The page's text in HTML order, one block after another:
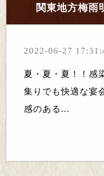
関東地方梅雨
2022-06-27
夏・夏・夏！！感
集りでも快適な宴
感のある...